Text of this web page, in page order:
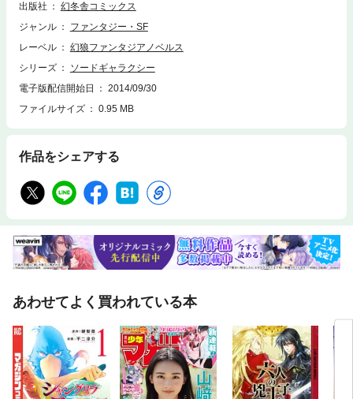
出版社
幻冬舎コミックス
ジャンル
ファンタジー・SF
レーベル
幻狼ファンタジアノベルス
シリーズ
ソードギャラクシー
電子版配信開始日
2014/09/30
ファイルサイズ
0.95 MB
作品をシェアする
あわせてよく買われている本